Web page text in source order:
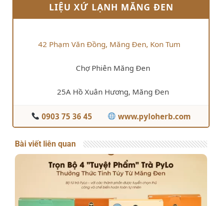
LIỆU XỨ LẠNH MĂNG ĐEN
42 Phạm Văn Đồng, Măng Đen, Kon Tum
Chợ Phiên Măng Đen
25A Hồ Xuân Hương, Măng Đen
0903 75 36 45 www.pyloherb.com
Bài viết liên quan